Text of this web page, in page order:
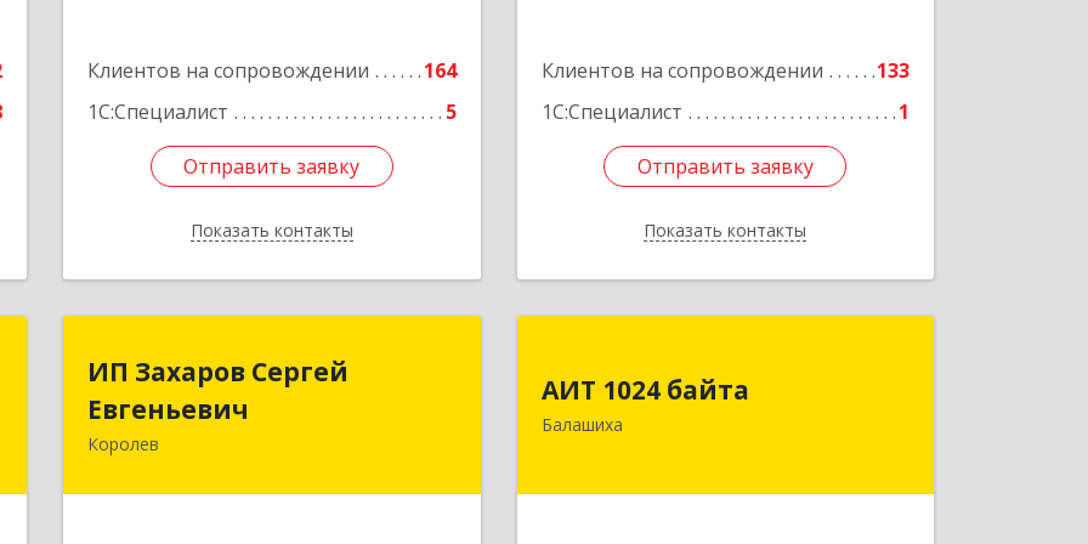
Клиентов на сопровождении
164
1С:Специалист
5
Отправить заявку
Показать контакты
Отправить заявку
Назад
Клиентов на сопровождении
133
1С:Специалист
1
Отправить заявку
Показать контакты
Отправить заявку
Назад
ИП Захаров Сергей
Евгеньевич
Королев
ИП Захаров Сергей
Евгеньевич
141092, Московская обл, Королев г,
АИТ 1024 байта
Балашиха
Солнечная ул, дом № 23, кв.104
Подробнее